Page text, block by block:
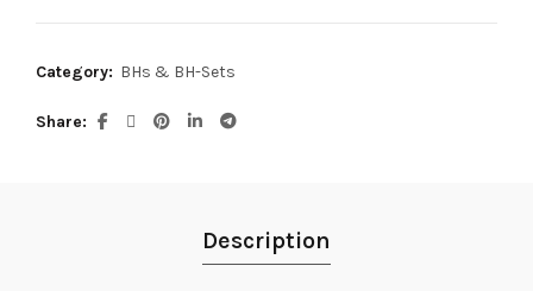
Category: BHs & BH-Sets
Share
Description